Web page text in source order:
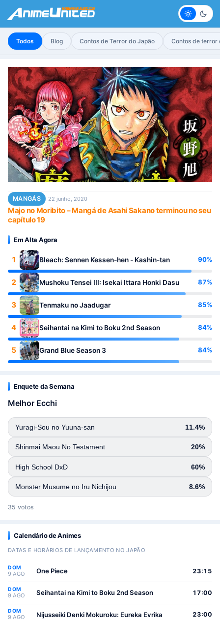
Claro
Todos Blog Contos de Terror do Japão Contos de terror
MANGÁS 22 junho, 2020
Majo no Moribito – Mangá de Asahi Sakano terminou no seu
capítulo 19
Em Alta Agora
1 Bleach: Sennen Kessen-hen - Kashin-tan 90%
2 Mushoku Tensei III: Isekai Ittara Honki Dasu 87%
3 Tenmaku no Jaadugar 85%
4 Seihantai na Kimi to Boku 2nd Season 84%
5 Grand Blue Season 3 84%
Enquete da Semana
Melhor Ecchi
Yuragi-Sou no Yuuna-san 11.4%
Shinmai Maou No Testament 20%
High School DxD 60%
Monster Musume no Iru Nichijou 8.6%
35 votos
Calendário de Animes
DATAS E HORÁRIOS DE LANÇAMENTO NO JAPÃO
DOM
9 AGO One Piece 23:15
DOM
9 AGO Seihantai na Kimi to Boku 2nd Season 17:00
DOM
9 AGO Nijusseiki Denki Mokuroku: Eureka Evrika 23:00